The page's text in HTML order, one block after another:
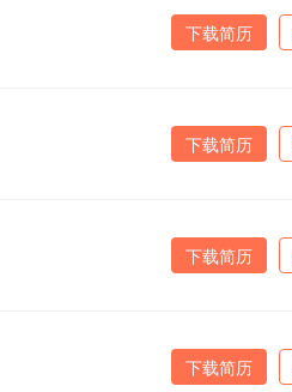
下载简历
下载简历
下载简历
下载简历